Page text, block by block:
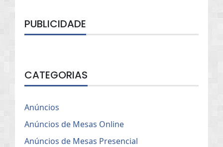
PUBLICIDADE
CATEGORIAS
Anúncios
Anúncios de Mesas Online
Anúncios de Mesas Presencial